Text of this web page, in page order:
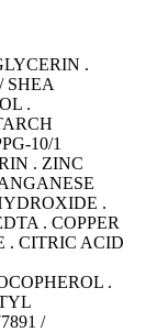
.
SHEA
.
10/1
. ZINC
.
. COPPER
. CITRIC ACID
.
/